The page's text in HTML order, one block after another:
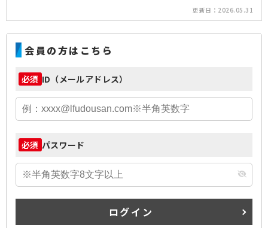
更新日： 2026.05.31
会員の方はこちら
必須 ID（メールアドレス）
必須 パスワード
ログイン